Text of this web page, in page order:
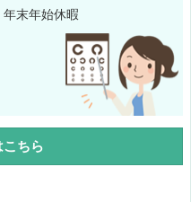
末年始休暇
ちら